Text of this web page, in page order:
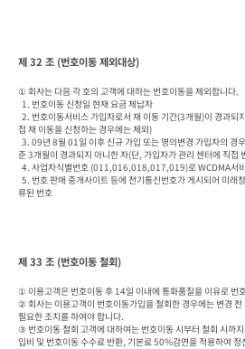
제 32 조 (번호이동 제외대상)
① 회사는 다음 각 호의 고객에 대하는 번호이동을 제외합니다.
접 재 이동을 신청하는 경우에는 제외)
준 3개월이 경과되지 아니한 자(단, 가입자가 관리 센터에 직접
류된 번호
제 33 조 (번호이동 철회)
① 이용고객은 번호이동 후 14일 이내에 통화품질을 이유로 번
② 회사는 이용고객이 번호이동가입을 철회한 경우에는 변경
필요한 조치를 하여야 합니다.
③ 번호이동 철회 고객에 대하여는 번호이동 시부터 철회 시까
입비 및 번호이동 수수료 반환, 기본료 50%감면을 적용하여 정